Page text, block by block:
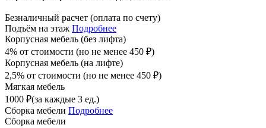
Безналичный расчет (оплата по счету)
Подъём на этаж Подробнее
Корпусная мебель (без лифта)
4% от стоимости (но не менее 450 ₽)
Корпусная мебель (на лифте)
2,5% от стоимости (но не менее 450 ₽)
Мягкая мебель
1000 ₽(за каждые 3 ед.)
Сборка мебели Подробнее
Сборка мебели